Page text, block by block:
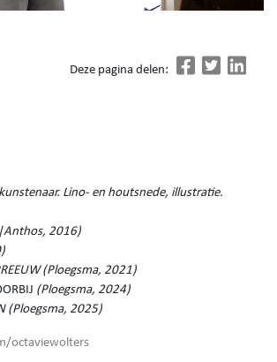
Deze pagina delen:
Lino- en houtsnede, illustratie.
2016)
(Ploegsma, 2021)
(Ploegsma, 2024)
(Ploegsma, 2025)
octaviewolters